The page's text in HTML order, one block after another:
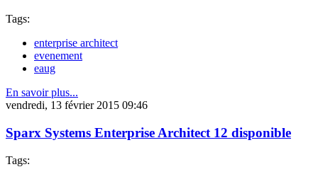
Tags:
enterprise architect
evenement
eaug
En savoir plus...
vendredi, 13 février 2015 09:46
Sparx Systems Enterprise Architect 12 disponible
Tags: